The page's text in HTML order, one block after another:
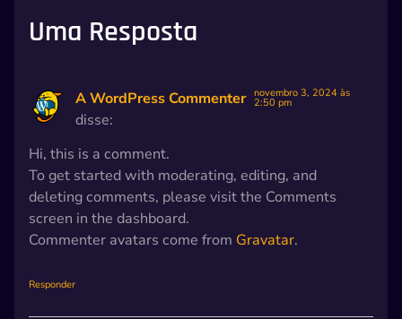
Uma Resposta
A WordPress Commenter
disse:
novembro 3, 2024 às
2:50 pm
Hi, this is a comment.
To get started with moderating, editing, and
deleting comments, please visit the Comments
screen in the dashboard.
Commenter avatars come from Gravatar.
Responder